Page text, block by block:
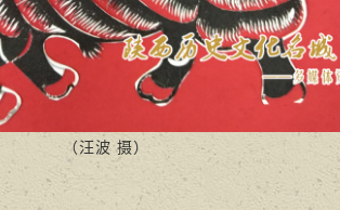
（汪波 摄）